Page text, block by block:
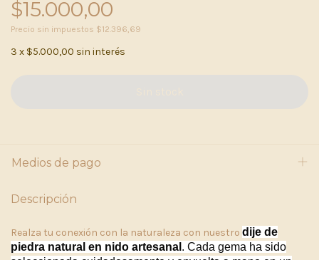
$15.000,00
Precio sin impuestos $12.396,69
3 x $5.000,00 sin interés
Medios de pago
Descripción
Realza tu conexión con la naturaleza con nuestro dije de
piedra natural en nido artesanal . Cada gema ha sido